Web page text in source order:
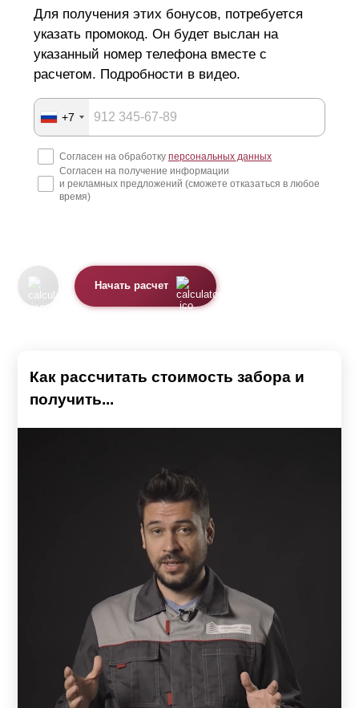
Для получения этих бонусов, потребуется
указать промокод. Он будет выслан на
указанный номер телефона вместе с
расчетом. Подробности в видео.
+7
Согласен на обработку персональных данных
Согласен на получение информации
и рекламных предложений (сможете отказаться в любое
время)
Начать расчет
Как рассчитать стоимость забора и
получить...